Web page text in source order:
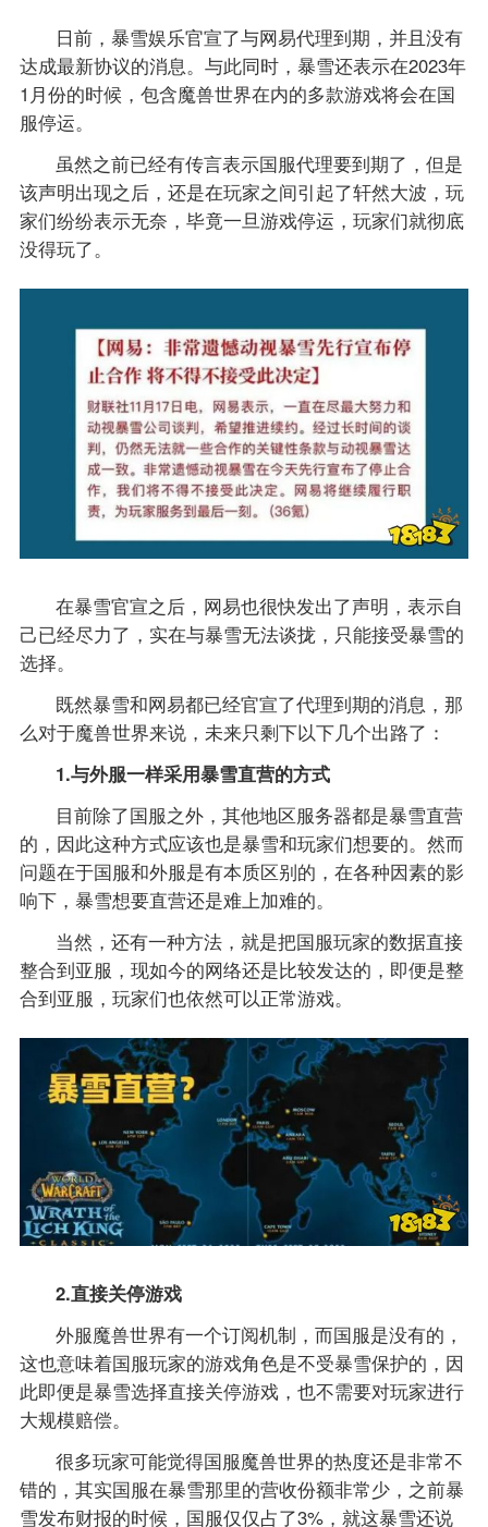
日前，暴雪娱乐官宣了与网易代理到期，并且没有
达成最新协议的消息。与此同时，暴雪还表示在2023年
1月份的时候，包含魔兽世界在内的多款游戏将会在国
服停运。
虽然之前已经有传言表示国服代理要到期了，但是
该声明出现之后，还是在玩家之间引起了轩然大波，玩
家们纷纷表示无奈，毕竟一旦游戏停运，玩家们就彻底
没得玩了。
在暴雪官宣之后，网易也很快发出了声明，表示自
己已经尽力了，实在与暴雪无法谈拢，只能接受暴雪的
选择。
既然暴雪和网易都已经官宣了代理到期的消息，那
么对于魔兽世界来说，未来只剩下以下几个出路了：
1.与外服一样采用暴雪直营的方式
目前除了国服之外，其他地区服务器都是暴雪直营
的，因此这种方式应该也是暴雪和玩家们想要的。然而
问题在于国服和外服是有本质区别的，在各种因素的影
响下，暴雪想要直营还是难上加难的。
当然，还有一种方法，就是把国服玩家的数据直接
整合到亚服，现如今的网络还是比较发达的，即便是整
合到亚服，玩家们也依然可以正常游戏。
2.直接关停游戏
外服魔兽世界有一个订阅机制，而国服是没有的，
这也意味着国服玩家的游戏角色是不受暴雪保护的，因
此即便是暴雪选择直接关停游戏，也不需要对玩家进行
大规模赔偿。
很多玩家可能觉得国服魔兽世界的热度还是非常不
错的，其实国服在暴雪那里的营收份额非常少，之前暴
雪发布财报的时候，国服仅仅占了3%，就这暴雪还说